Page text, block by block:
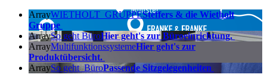
ArrayWIETHOLT GRUPPESteffers & die Wietholt
Gruppe
ArraySo gehtBüroHier geht's zur Büroeinrichtung.
ArrayMultifunktionssystemeHier geht's zur
Produktübersicht.
ArraySo gehtBüroPassende Sitzgelegenheiten